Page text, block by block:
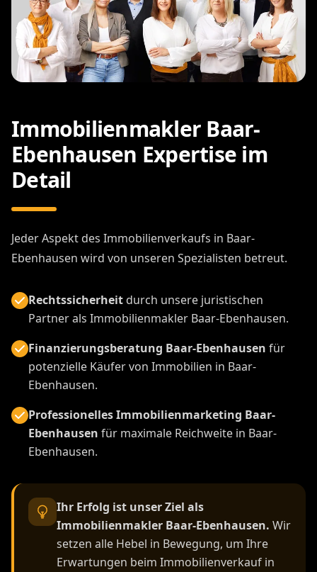
Immobilienmakler Baar-
Ebenhausen Expertise im
Detail
Jeder Aspekt des Immobilienverkaufs in Baar-
Ebenhausen wird von unseren Spezialisten betreut.
Rechtssicherheitdurch unsere juristischen
Partner als Immobilienmakler Baar-Ebenhausen.
Finanzierungsberatung Baar-Ebenhausen für
potenzielle Käufer von Immobilien in Baar-
Ebenhausen.
Professionelles Immobilienmarketing Baar-
Ebenhausen für maximale Reichweite in Baar-
Ebenhausen.
Ihr Erfolg ist unser Ziel als
Immobilienmakler Baar-Ebenhausen. Wir
setzen alle Hebel in Bewegung, um Ihre
Erwartungen beim Immobilienverkauf in